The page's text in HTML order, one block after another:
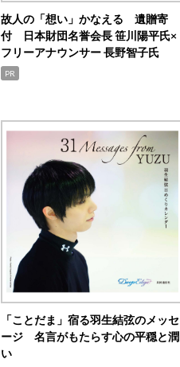
故人の「想い」かなえる 遺贈寄
付 日本財団名誉会長 笹川陽平氏×
フリーアナウンサー 長野智子氏
PR
「ことだま」宿る羽生結弦のメッセ
ージ 名言がもたらす心の平穏と潤
い